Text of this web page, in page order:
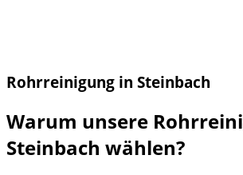
Rohrreinigung in Steinbach
Warum unsere
Steinbach wählen?